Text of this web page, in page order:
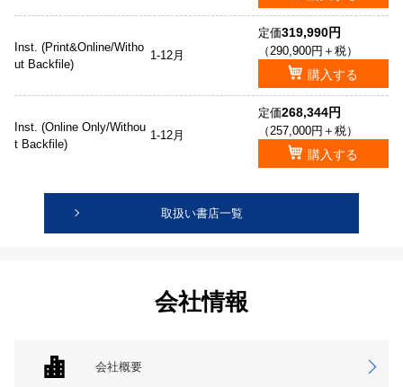
Inst. (Print&Online/Witho
ut Backfile)
1-12月
定価319,990円
（290,900円＋税）
購入する
Inst. (Online Only/Withou
t Backfile)
1-12月
定価268,344円
（257,000円＋税）
購入する
取扱い書店一覧
会社情報
会社概要